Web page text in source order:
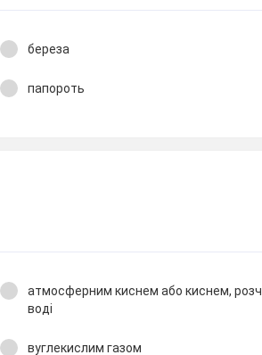
береза
папороть
атмосферним киснем або киснем,
воді
вуглекислим газом